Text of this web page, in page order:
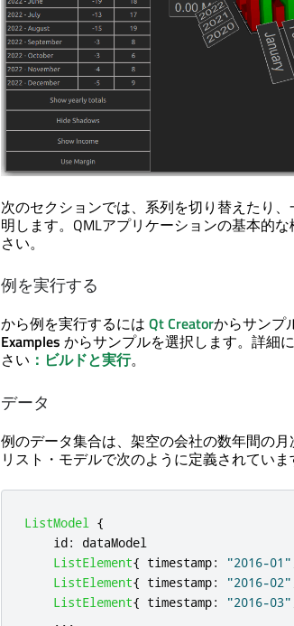
次のセクションでは、系列を切り替えたり
明します。QMLアプリケーションの基本的な
さい。
例を実行する
から例を実行するには Qt Creatorからサンプ
Examples からサンプルを選択します。詳細に
さい ：ビルドと実行。
データ
例のデータ集合は、架空の会社の数年間の月
リスト・モデルで次のように定義されていま
ListModel {
id:
dataModel
ListElement{ timestamp: "2016-01"
ListElement{ timestamp: "2016-02"
ListElement{ timestamp: "2016-03"
...